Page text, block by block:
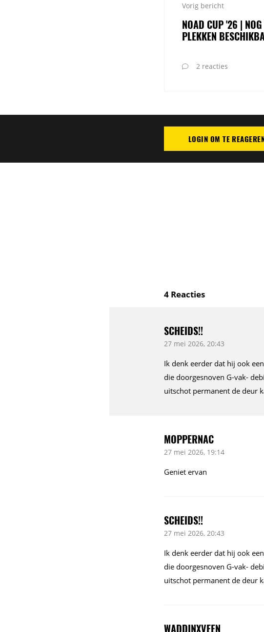
Vorig bericht
NOAD CUP '26 | NOG
PLEKKEN
2 reacties
PLAATS REACTIE
LOGIN OM TE
4 Reacties
SCHEIDS!!
27 mei 2026, 20:43
Ik denk eerder dat hij ook
die doorgesnoven G-vak-
uitschot permanent de deur
MOPPERNAC
27 mei 2026, 19:14
Geniet ervan
SCHEIDS!!
27 mei 2026, 20:43
Ik denk eerder dat hij ook
die doorgesnoven G-vak-
uitschot permanent de deur
WADDINXVEEN